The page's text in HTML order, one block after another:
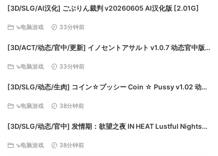
系统需求
Windows
最低配置:
处理器: 1.2 GHz
显卡: DirectX 9 compatible graphics card
[3D/SLG/AI汉化] ごぶりん裁判 v20260605 AI汉化版 [2.01G]
⇘电脑游戏 33分钟前
[3D/ACT/动态/官中/更新] イノセントアサルト v1.0.7 动态官中版
⇘电脑游戏 33分钟前
[3D/SLG/动态/生肉] コイン☆プッシー Coin ☆ Pussy v1.02 动态
⇘电脑游戏 38分钟前
[3D/SLG/动态/官中] 发情期：欲望之夜 IN HEAT Lustful Nights
⇘电脑游戏 38分钟前